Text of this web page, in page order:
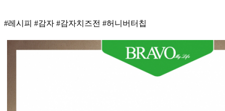
#레시피 #감자 #감자치즈전 #허니버터칩